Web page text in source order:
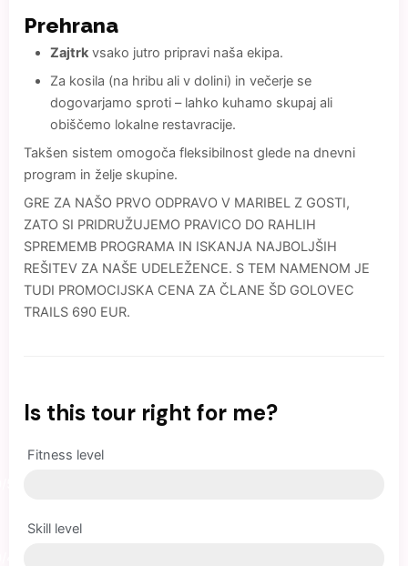
Prehrana
Zajtrk vsako jutro pripravi naša ekipa.
Za kosila (na hribu ali v dolini) in večerje se
dogovarjamo sproti – lahko kuhamo skupaj ali
obiščemo lokalne restavracije.
Takšen sistem omogoča fleksibilnost glede na dnevni
program in želje skupine.
GRE ZA NAŠO PRVO ODPRAVO V MARIBEL Z GOSTI,
ZATO SI PRIDRUŽUJEMO PRAVICO DO RAHLIH
SPREMEMB PROGRAMA IN ISKANJA NAJBOLJŠIH
REŠITEV ZA NAŠE UDELEŽENCE. S TEM NAMENOM JE
TUDI PROMOCIJSKA CENA ZA ČLANE ŠD GOLOVEC
TRAILS 690 EUR.
Is this tour right for me?
Fitness level
Skill level